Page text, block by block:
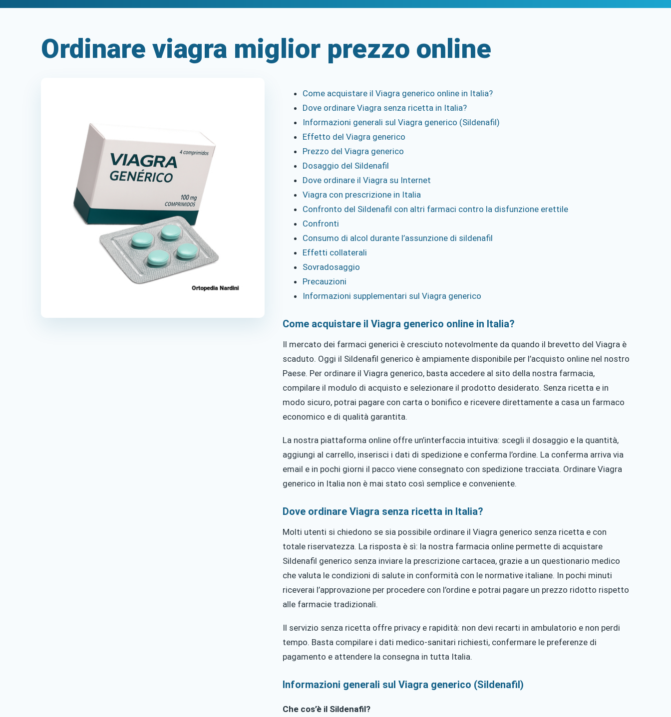
Ordinare viagra miglior prezzo online
Come acquistare il Viagra generico online in Italia?
Dove ordinare Viagra senza ricetta in Italia?
Informazioni generali sul Viagra generico (Sildenafil)
Effetto del Viagra generico
Prezzo del Viagra generico
Dosaggio del Sildenafil
Dove ordinare il Viagra su Internet
Viagra con prescrizione in Italia
Confronto del Sildenafil con altri farmaci contro la disfunzione erettile
Confronti
Consumo di alcol durante l’assunzione di sildenafil
Effetti collaterali
Sovradosaggio
Precauzioni
Informazioni supplementari sul Viagra generico
Come acquistare il Viagra generico online in Italia?
Il mercato dei farmaci generici è cresciuto notevolmente da quando il brevetto del Viagra è
scaduto. Oggi il Sildenafil generico è ampiamente disponibile per l’acquisto online nel nostro
Paese. Per ordinare il Viagra generico, basta accedere al sito della nostra farmacia,
compilare il modulo di acquisto e selezionare il prodotto desiderato. Senza ricetta e in
modo sicuro, potrai pagare con carta o bonifico e ricevere direttamente a casa un farmaco
economico e di qualità garantita.
La nostra piattaforma online offre un’interfaccia intuitiva: scegli il dosaggio e la quantità,
aggiungi al carrello, inserisci i dati di spedizione e conferma l’ordine. La conferma arriva via
email e in pochi giorni il pacco viene consegnato con spedizione tracciata. Ordinare Viagra
generico in Italia non è mai stato così semplice e conveniente.
Dove ordinare Viagra senza ricetta in Italia?
Molti utenti si chiedono se sia possibile ordinare il Viagra generico senza ricetta e con
totale riservatezza. La risposta è sì: la nostra farmacia online permette di acquistare
Sildenafil generico senza inviare la prescrizione cartacea, grazie a un questionario medico
che valuta le condizioni di salute in conformità con le normative italiane. In pochi minuti
riceverai l’approvazione per procedere con l’ordine e potrai pagare un prezzo ridotto rispetto
alle farmacie tradizionali.
Il servizio senza ricetta offre privacy e rapidità: non devi recarti in ambulatorio e non perdi
tempo. Basta compilare i dati medico-sanitari richiesti, confermare le preferenze di
pagamento e attendere la consegna in tutta Italia.
Informazioni generali sul Viagra generico (Sildenafil)
Che cos’è il Sildenafil?